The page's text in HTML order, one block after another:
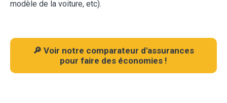
modèle de la voiture, etc).
🔎 Voir notre comparateur d'assurances
pour faire des économies !